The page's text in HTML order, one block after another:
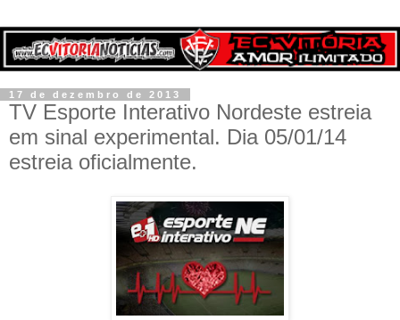
17 de dezembro de 2013
TV Esporte Interativo Nordeste estreia
em sinal experimental. Dia 05/01/14
estreia oficialmente.